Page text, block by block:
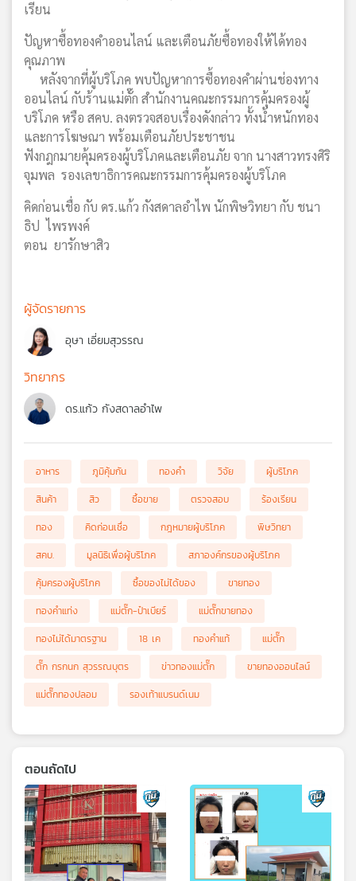
เรียน
ปัญหาซื้อทองคำออนไลน์ และเตือนภัยซื้อทองให้ได้ทอง
คุณภาพ
หลังจากที่ผู้บริโภค พบปัญหาการซื้อทองคำผ่านช่องทาง
ออนไลน์ กับร้านแม่ตั๊ก สำนักงานคณะกรรมการคุ้มครองผู้
บริโภค หรือ สคบ. ลงตรวจสอบเรื่องดังกล่าว ทั้งน้ำหนักทอง
และการโฆษณา พร้อมเตือนภัยประชาชน
ฟังกฎกมายคุ้มครองผู้บริโภคและเตือนภัย จาก นางสาวทรงศิริ
จุมพล รองเลขาธิการคณะกรรมการคุ้มครองผู้บริโภค
คิดก่อนเชื่อ กับ ดร.แก้ว กังสดาลอำไพ นักพิษวิทยา กับ ชนา
ธิป ไพรพงค์
ตอน ยารักษาสิว
ผู้จัดรายการ
อุษา เอี่ยมสุวรรณ
วิทยากร
ดร.แก้ว กังสดาลอำไพ
อาหาร ภูมิคุ้มกัน ทองคำ วิจัย
ผู้บริโภค
สินค้า
สิว ซื้อขาย ตรวจสอบ
ร้องเรียน
ทอง
คิดก่อนเชื่อ กฎหมายผู้บริโภค
พิษวิทยา
สคบ.
มูลนิธิเพื่อผู้บริโภค
สภาองค์กรของผู้บริโภค
คุ้มครองผู้บริโภค
ซื้อของไม่ได้ของ
ขายทอง
ทองคำแท่ง
แม่ตั๊ก-ป๋าเบียร์
แม่ตั๊กขายทอง
ทองไม่ได้มาตรฐาน
18 เค ทองคำแท้
แม่ตั๊ก
ตั๊ก กรกนก สุวรรณบุตร
ข่าวทองแม่ตั๊ก
ขายทองออนไลน์
แม่ตั๊กทองปลอม
รองเท้าแบรนด์เนม
ตอนถัดไป